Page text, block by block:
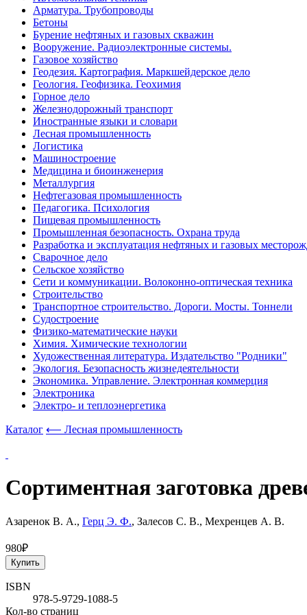
Арматура. Трубопроводы
Бетоны
Бурение нефтяных и газовых скважин
Вооружение. Радиоэлектронные системы.
Газовое хозяйство
Геодезия. Картография. Маркшейдерское дело
Геология. Геофизика. Геохимия
Горное дело
Железнодорожный транспорт
Иностранные языки и словари
Лесная промышленность
Логистика
Машиностроение
Медицина и биоинженерия
Металлургия
Нефтегазовая промышленность
Педагогика. Психология
Пищевая промышленность
Промышленная безопасность. Охрана труда
Разработка и эксплуатация нефтяных и газовых
Сварочное дело
Сельское хозяйство
Сети и коммуникации. Волоконно-оптическая техника
Строительство
Транспортное строительство. Дороги. Мосты. Тоннели
Судостроение
Физико-математические науки
Химия. Химические технологии
Художественная литература. Издательство "Родники"
Экология. Безопасность жизнедеятельности
Экономика. Управление. Электронная коммерция
Электроника
Электро- и теплоэнергетика
Каталог ⟵ Лесная промышленность
Сортиментная заготовка
Азаренок В. А., Герц Э. Ф., Залесов С. В., Мехренцев А. В.
980₽
Купить
ISBN
978-5-9729-1088-5
Кол-во страниц